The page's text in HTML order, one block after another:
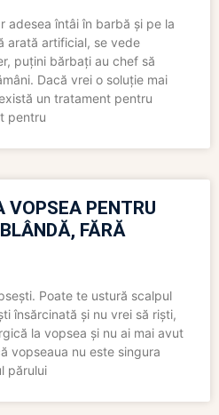
adesea întâi în barbă și pe la
arată artificial, se vede
puțini bărbați au chef să
Dacă vrei o soluție mai
un tratament pentru
pentru
VOPSEA PENTRU
FĂRĂ
Poate te ustură scalpul
însărcinată și nu vrei să riști,
la vopsea și nu ai mai avut
vopseaua nu este singura
părului